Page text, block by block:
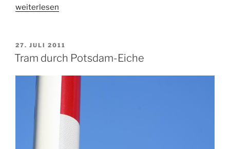
„Altersarmut“
weiterlesen
VERÖFFENTLICHT
AM
27. JULI 2011
Tram durch Potsdam-Eiche